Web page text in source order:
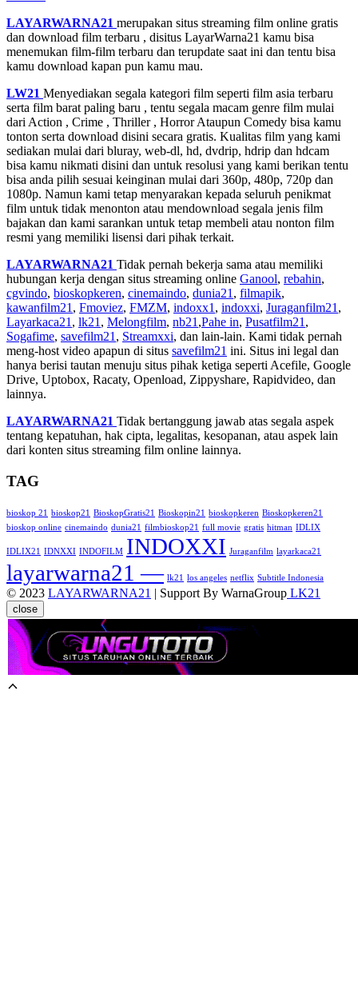
LAYARWARNA21 merupakan situs streaming film online gratis
dan download film terbaru , disitus LayarWarna21 kamu bisa
menemukan film-film terbaru dan terupdate saat ini dan tentu bisa
kamu download kapan pun kamu mau.
LW21 Menyediakan segala kategori film seperti film asia terbaru
serta film barat paling baru , tentu segala macam genre film mulai
dari Action , Crime , Thriller , Horror Ataupun Comedy bisa kamu
tonton serta download disini secara gratis. Kualitas film yang kami
sediakan mulai dari bluray, web-dl, hd, dvdrip, hdrip dan hdcam
bisa kamu nikmati disini dan untuk resolusi yang kami berikan tentu
bisa anda pilih sesuai keinginan mulai dari 360p, 480p, 720p dan
1080p. Namun kami tetap menyarakan kepada seluruh penikmat
film untuk tidak menonton atau mendownload segala jenis film
bajakan dan kami sarankan untuk tetap membeli atau nonton film
resmi yang memiliki lisensi dari pihak terkait.
LAYARWARNA21 Tidak pernah bekerja sama atau memiliki
hubungan kerja dengan situs streaming online Ganool, rebahin,
cgvindo, bioskopkeren, cinemaindo, dunia21 , filmapik,
kawanfilm21 , Fmoviez, FMZM, indoxx1 , indoxxi, Juraganfilm21 ,
Layarkaca21 , lk21 , Melongfilm, nb21 ,Pahe in, Pusatfilm21 ,
Sogafime, savefilm21 , Streamxxi, dan lain-lain. Kami tidak pernah
meng-host video apapun di situs savefilm21 ini. Situs ini legal dan
hanya berisi tautan menuju situs pihak ketiga seperti Acefile, Google
Drive, Uptobox, Racaty, Openload, Zippyshare, Rapidvideo, dan
lainnya.
LAYARWARNA21 Tidak bertanggung jawab atas segala aspek
tentang kepatuhan, hak cipta, legalitas, kesopanan, atau aspek lain
dari konten situs streaming film online lainnya.
TAG
bioskop 21 bioskop21 BioskopGratis21 Bioskopin21 bioskopkeren Bioskopkeren21
bioskop online cinemaindo dunia21 filmbioskop21 full movie gratis hitman IDLIX
IDLIX21 IDNXXI INDOFILM INDOXXI Juraganfilm layarkaca21
layarwarna21 — lk21 los angeles netflix Subtitle Indonesia
© 2023 LAYARWARNA21 | Support By WarnaGroup LK21
close